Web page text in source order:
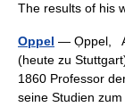
The results of his
Oppel — Ọppel,
(heute zu
1860 Professor
seine Studien